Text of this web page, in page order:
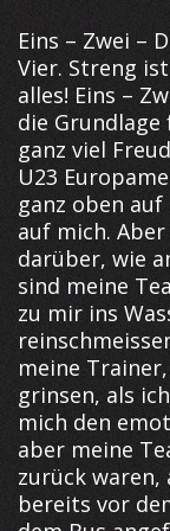
Eins – Zwei –
Vier. Streng
alles! Eins –
die
ganz viel
U23
ganz oben
auf mich.
darüber, wie
sind meine
zu mir ins
meine
grinsen, als
mich den
aber meine
zurück waren,
bereits vor